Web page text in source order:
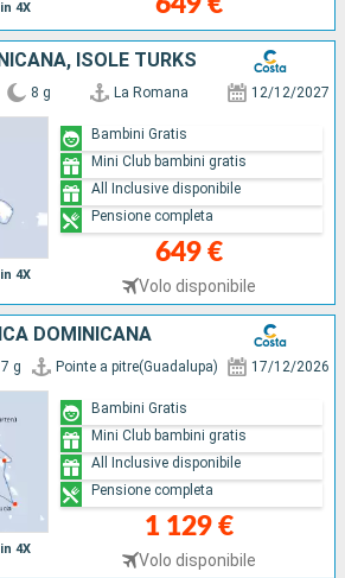
4X
ISOLE TURKS
4X
8 g La Romana 12/12/2027
649 €
Volo disponibile
Bambini Gratis
Mini Club bambini gratis
All Inclusive disponibile
Pensione completa
DOMINICANA
4X
7 g Pointe a pitre(Guadalupa) 17/12/2026
1 129 €
Volo disponibile
Bambini Gratis
Mini Club bambini gratis
All Inclusive disponibile
Pensione completa